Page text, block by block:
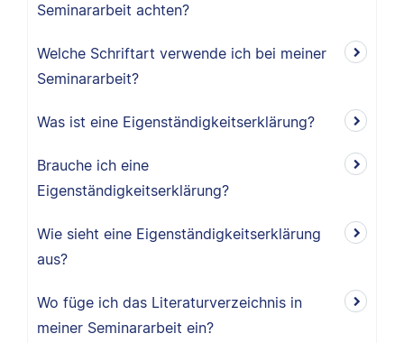
Seminararbeit achten?
Welche Schriftart verwende ich bei meiner
Seminararbeit?
Was ist eine Eigenständigkeitserklärung?
Brauche ich eine
Eigenständigkeitserklärung?
Wie sieht eine Eigenständigkeitserklärung
aus?
Wo füge ich das Literaturverzeichnis in
meiner Seminararbeit ein?